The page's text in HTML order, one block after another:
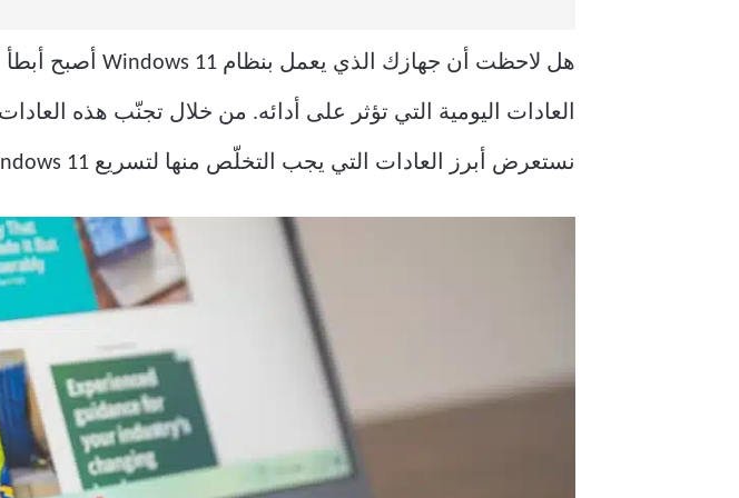
هل لاحظت أن جهازك الذي يعمل بنظام Windows 11 أصبح أبطأ من المعتاد؟
العادات اليومية التي تؤثر على أدائه. من خلال تجنّب هذه
نستعرض أبرز العادات التي يجب التخلّص منها لتسريع Windows 11.